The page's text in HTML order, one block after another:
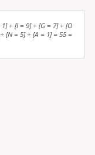
+ [I = 9] + [G = 7] + [O
[N = 5] + [A = 1] = 55 =